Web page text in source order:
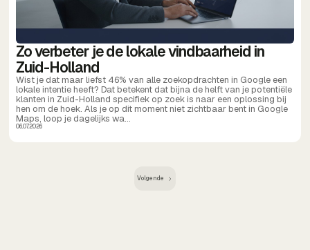
Zo verbeter je de lokale vindbaarheid in
Zuid-Holland
Wist je dat maar liefst 46% van alle zoekopdrachten in Google een
lokale intentie heeft? Dat betekent dat bijna de helft van je potentiële
klanten in Zuid-Holland specifiek op zoek is naar een oplossing bij
hen om de hoek. Als je op dit moment niet zichtbaar bent in Google
Maps, loop je dagelijks wa...
06.07.2026
Volgende